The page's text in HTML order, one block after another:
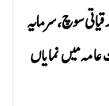
سوچ، سرمایہ
میں نمایاں